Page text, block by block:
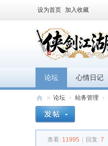
设为首页 加入收藏
论坛 心情日记
» 论坛 › 站务管理 ›
查看: 11995 回复: 7